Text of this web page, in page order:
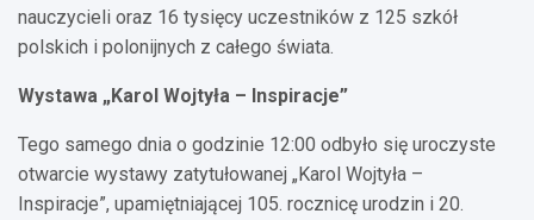
nauczycieli oraz 16 tysięcy uczestników z 125 szkół
polskich i polonijnych z całego świata.
Wystawa „Karol Wojtyła – Inspiracje”
Tego samego dnia o godzinie 12:00 odbyło się uroczyste
otwarcie wystawy zatytułowanej „Karol Wojtyła –
Inspiracje”, upamiętniającej 105. rocznicę urodzin i 20.